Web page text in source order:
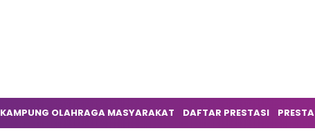
KAMPUNG OLAHRAGA MASYARAKAT DAFTAR PRESTASI